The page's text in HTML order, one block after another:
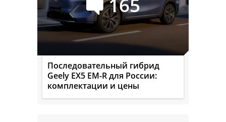
Последовательный гибрид
Geely EX5 EM-R для России:
комплектации и цены